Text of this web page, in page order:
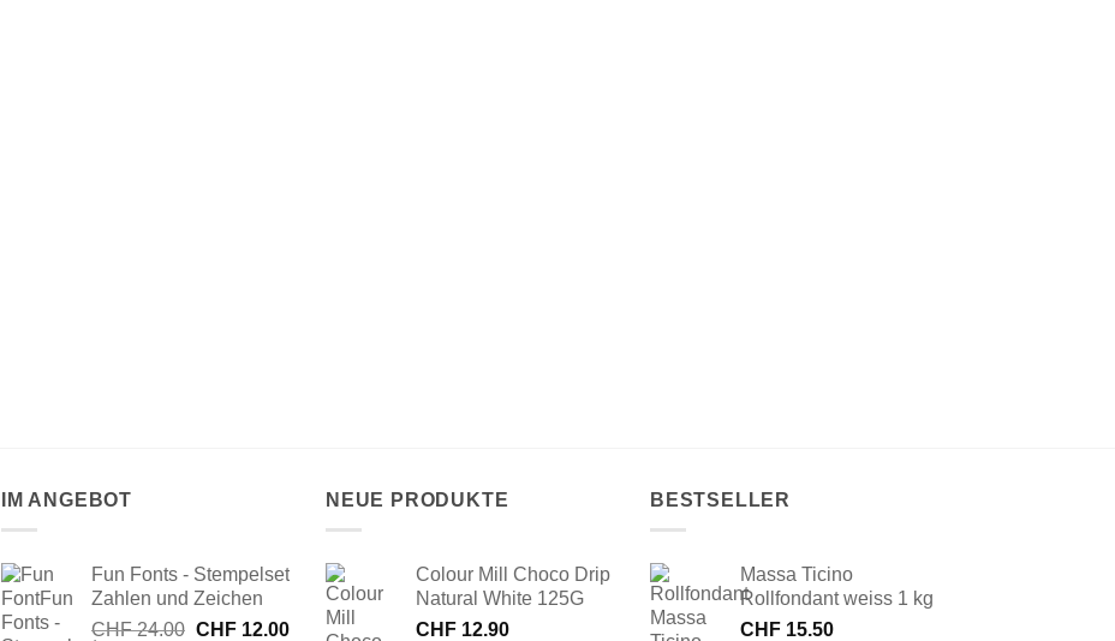
IM ANGEBOT
Fun Fonts - Stempelset
Zahlen und Zeichen
CHF24.00 Ursprünglicher
CHF12.00Aktueller
NEUE PRODUKTE
Colour Mill Choco Drip
Natural White 125G
CHF 12.90
BESTSELLER
Massa Ticino
Rollfondant weiss 1 kg
CHF 15.50